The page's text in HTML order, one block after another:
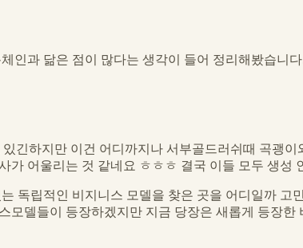
인과 닮은 점이 많다는 생각이 들어 정리해봤습니
긴하지만 이건 어디까지나 서부골드러쉬때 곡괭
가 어울리는 것 같네요 ㅎㅎㅎ 결국 이들 모두 생
독립적인 비지니스 모델을 찾은 곳을 어디일까
모델들이 등장하겠지만 지금 당장은 새롭게 등장